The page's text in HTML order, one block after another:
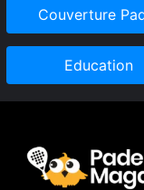
Couverture
Education